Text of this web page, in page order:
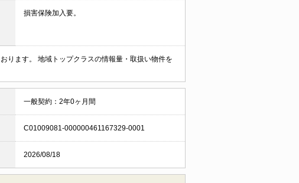
損害保険加入要。
ります。 地域トップクラスの情報量・取扱い物件を
一般契約：2年0ヶ月間
C01009081-000000461167329-0001
2026/08/18